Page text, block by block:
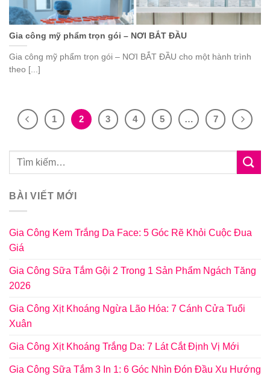
Gia công mỹ phẩm trọn gói – NƠI BẮT ĐẦU
Gia công mỹ phẩm trọn gói – NƠI BẮT ĐẦU cho một hành trình
theo [...]
1 2 3 4 5 … 7
BÀI VIẾT MỚI
Gia Công Kem Trắng Da Face: 5 Góc Rẽ Khỏi Cuộc Đua
Giá
Gia Công Sữa Tắm Gội 2 Trong 1 Sản Phẩm Ngách Tăng
2026
Gia Công Xịt Khoáng Ngừa Lão Hóa: 7 Cánh Cửa Tuổi
Xuân
Gia Công Xịt Khoáng Trắng Da: 7 Lát Cắt Định Vị Mới
Gia Công Sữa Tắm 3 In 1: 6 Góc Nhìn Đón Đầu Xu Hướng